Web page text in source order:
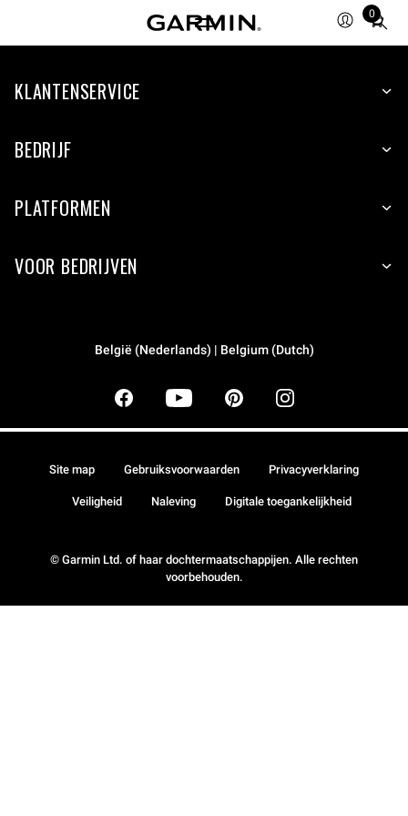
0
Total
items
cart:
KLANTENSERVICE
BEDRIJF
PLATFORMEN
VOOR BEDRIJVEN
België (Nederlands) | Belgium (Dutch)
© Garmin Ltd. of haar dochtermaatschappijen. Alle rechten
voorbehouden.
Site map Gebruiksvoorwaarden Privacyverklaring
Veiligheid Naleving Digitale toegankelijkheid